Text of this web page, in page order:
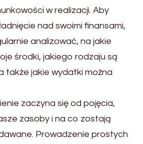
w realizacji. Aby
nad swoimi finansami,
analizować, na jakie
środki, jakiego rodzaju są
także jakie wydatki można
zaczyna się od pojęcia,
zasoby i na co zostają
Prowadzenie prostych